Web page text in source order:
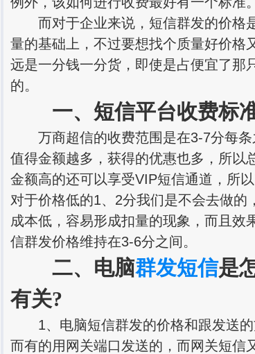
而对于企业来说，短信群发的价格
量的基础上，不过要想找个质量好价格
远是一分钱一分货，即使是占便宜了那
的。
一、短信平台收费标
万商超信的收费范围是在3-7分每条
值得金额越多，获得的优惠也多，所以
金额高的还可以享受VIP短信通道，所
对于价格低的1、2分我们是不会去做
成本低，容易形成扣量的现象，而且效
信群发价格维持在3-6分之间。
二、电脑群发短信是
有关?
1、电脑短信群发的价格和跟发送的
而有的用网关端口发送的，而网关短信